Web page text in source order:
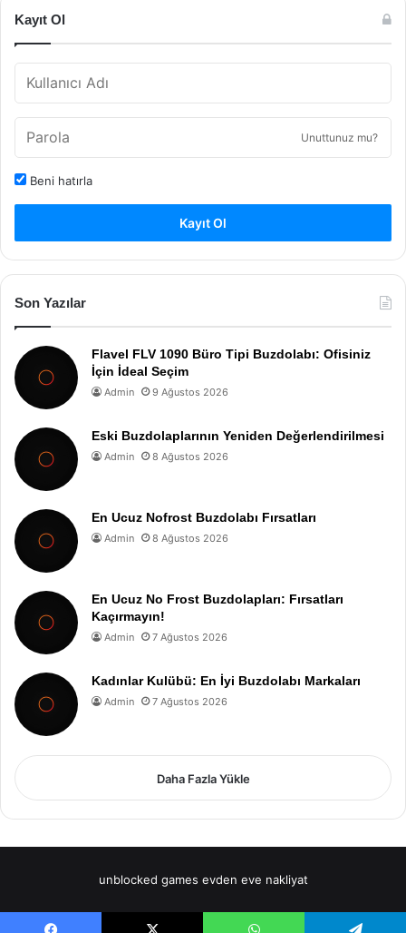
Kayıt Ol
Unuttunuz mu?
Beni hatırla
Kayıt Ol
Son Yazılar
Flavel FLV 1090 Büro Tipi Buzdolabı: Ofisiniz
İçin İdeal Seçim
Admin 9 Ağustos 2026
Eski Buzdolaplarının Yeniden Değerlendirilmesi
Admin 8 Ağustos 2026
En Ucuz Nofrost Buzdolabı Fırsatları
Admin 8 Ağustos 2026
En Ucuz No Frost Buzdolapları: Fırsatları
Kaçırmayın!
Admin 7 Ağustos 2026
Kadınlar Kulübü: En İyi Buzdolabı Markaları
Admin 7 Ağustos 2026
Daha Fazla Yükle
unblocked games evden eve nakliyat